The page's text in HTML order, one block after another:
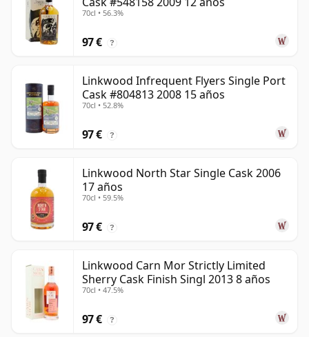
70cl • 56.3%
97 € ?
Linkwood Infrequent Flyers Single Port
Cask #804813 2008 15 años
70cl • 52.8%
97 € ?
Linkwood North Star Single Cask 2006
17 años
70cl • 59.5%
97 € ?
Linkwood Carn Mor Strictly Limited
Sherry Cask Finish Singl 2013 8 años
70cl • 47.5%
97 € ?